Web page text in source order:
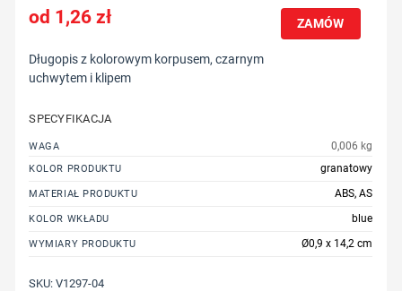
1,26zł ZAMÓW
Długopis z kolorowym korpusem, czarnym
uchwytem i klipem
SPECYFIKACJA
WAGA 0,006 kg
KOLOR PRODUKTU granatowy
MATERIAŁ PRODUKTU ABS, AS
KOLOR WKŁADU blue
WYMIARY PRODUKTU Ø0,9 x 14,2 cm
SKU:V1297-04